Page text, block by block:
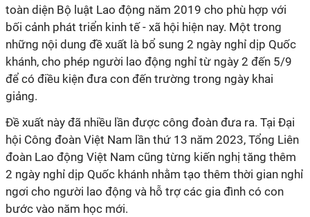
toàn diện Bộ luật Lao động năm 2019 cho phù hợp với
bối cảnh phát triển kinh tế - xã hội hiện nay. Một trong
những nội dung đề xuất là bổ sung 2 ngày nghỉ dịp Quốc
khánh, cho phép người lao động nghỉ từ ngày 2 đến 5/9
để có điều kiện đưa con đến trường trong ngày khai
giảng.
Đề xuất này đã nhiều lần được công đoàn đưa ra. Tại Đại
hội Công đoàn Việt Nam lần thứ 13 năm 2023, Tổng Liên
đoàn Lao động Việt Nam cũng từng kiến nghị tăng thêm
2 ngày nghỉ dịp Quốc khánh nhằm tạo thêm thời gian nghỉ
ngơi cho người lao động và hỗ trợ các gia đình có con
bước vào năm học mới.